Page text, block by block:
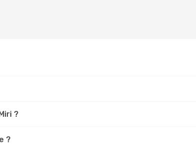
?
?